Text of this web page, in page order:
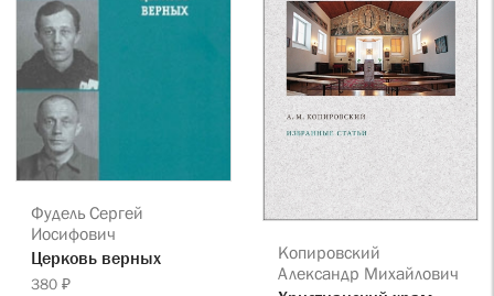
Фудель Сергей
Иосифович
Церковь верных
380 ₽
Копировский
Александр Михайлович